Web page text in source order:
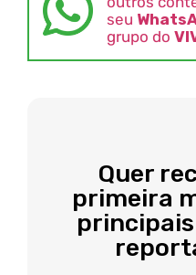
seu
grupo do
Quer
primeira